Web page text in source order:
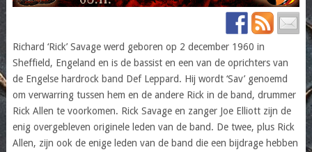
Richard ‘Rick’ Savage werd geboren op 2 december 1960 in
Sheffield, Engeland en is de bassist en een van de oprichters van
de Engelse hardrock band Def Leppard. Hij wordt ‘Sav’ genoemd
om verwarring tussen hem en de andere Rick in de band, drummer
Rick Allen te voorkomen. Rick Savage en zanger Joe Elliott zijn de
enig overgebleven originele leden van de band. De twee, plus Rick
Allen, zijn ook de enige leden van de band die een bijdrage hebben